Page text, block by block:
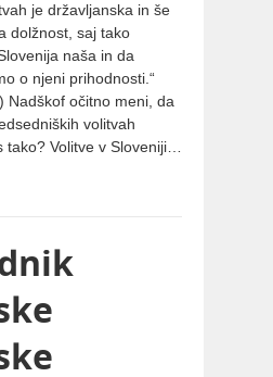
je državljanska in še
dolžnost, saj tako
naša in da
o njeni prihodnosti.“
Nadškof očitno meni, da
volitvah
tako? Volitve v Sloveniji…